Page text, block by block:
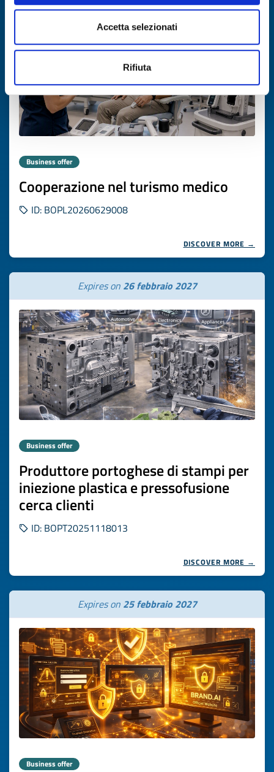
Accetta selezionati
Rifiuta
Business offer
Cooperazione nel turismo medico
ID: BOPL20260629008
DISCOVER MORE →
Expires on 26 febbraio 2027
Business offer
Produttore portoghese di stampi per
iniezione plastica e pressofusione
cerca clienti
ID: BOPT20251118013
DISCOVER MORE →
Expires on 25 febbraio 2027
Business offer